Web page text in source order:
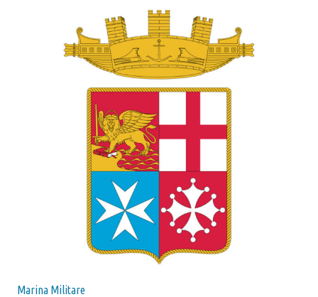
Marina Militare